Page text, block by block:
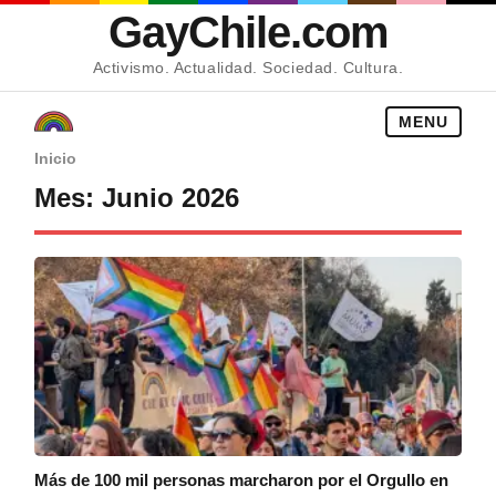
GayChile.com
Activismo. Actualidad. Sociedad. Cultura.
MENU
Inicio
Mes:Junio 2026
Más de 100 mil personas marcharon por el Orgullo en